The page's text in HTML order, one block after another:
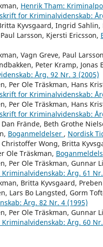
Henrik Tham:
for Kriminalvidenskab:
Kyvsgaard, Ingrid
Larsson, Kjersti Ericsson,
Vagn Greve, Paul
Peter Kramp, Jonas
Årg. 92 Nr. 3 (2005)
Per Ole Träskman, Hans
for Kriminalvidenskab:
Per Ole Träskman, Hans
for Kriminalvidenskab:
Dan Frände, Beth Grothe
Boganmeldelser , Nordisk
Christoffer Wong, Britta
Ole Träskman,
Per Ole Träskman, Gunnar
Årg. 61
Britta Kyvsgaard,
Lars Bo Langsted, Gorm
Årg. 82 Nr. 4 (1995)
Per Ole Träskman, Gunnar
Årg. 60